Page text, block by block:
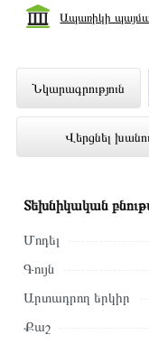
Ապառիկի
Նկարագրություն
Վերցնել
Technomix
Տեխնիկական
Մոդել
Գույն
Արտադրող երկիր
Քաշ